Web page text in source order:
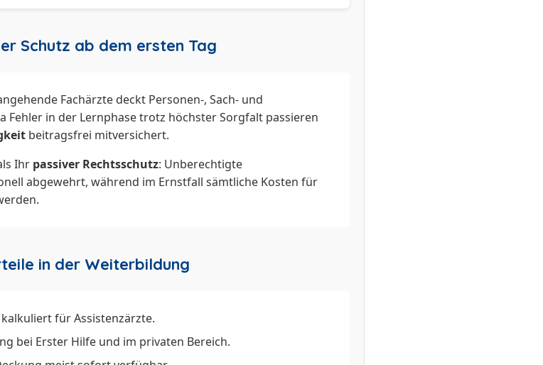
Schutz ab dem ersten Tag
Fachärzte deckt Personen-, Sach- und
Fehler in der Lernphase trotz höchster Sorgfalt passieren
beitragsfrei mitversichert.
Ihr passiver Rechtsschutz: Unberechtigte
abgewehrt, während im Ernstfall sämtliche Kosten für
in der Weiterbildung
kalkuliert für Assistenzärzte.
bei Erster Hilfe und im privaten Bereich.